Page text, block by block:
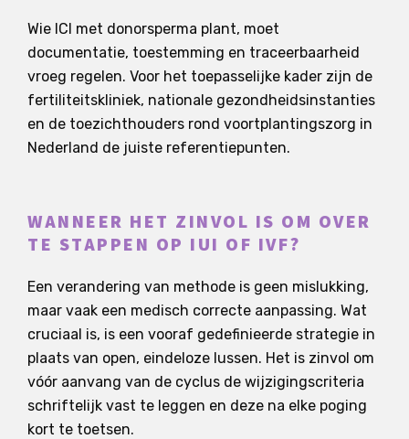
Wie ICI met donorsperma plant, moet
documentatie, toestemming en traceerbaarheid
vroeg regelen. Voor het toepasselijke kader zijn de
fertiliteitskliniek, nationale gezondheidsinstanties
en de toezichthouders rond voortplantingszorg in
Nederland de juiste referentiepunten.
WANNEER HET ZINVOL IS OM OVER
TE STAPPEN OP IUI OF IVF?
Een verandering van methode is geen mislukking,
maar vaak een medisch correcte aanpassing. Wat
cruciaal is, is een vooraf gedefinieerde strategie in
plaats van open, eindeloze lussen. Het is zinvol om
vóór aanvang van de cyclus de wijzigingscriteria
schriftelijk vast te leggen en deze na elke poging
kort te toetsen.